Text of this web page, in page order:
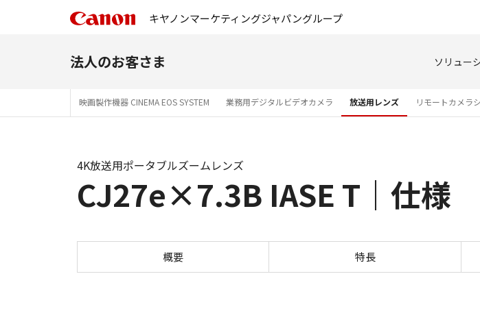
キヤノンマーケティングジャパングループ
法人のお客さま ソリュー
映画製作機器 CINEMA EOS SYSTEM 業務用デジタルビデオカメラ 放送用レンズ リモートカメラ
CJ27e×7.3B IASE T｜仕様
4K放送用ポータブルズームレンズ
概要 特長